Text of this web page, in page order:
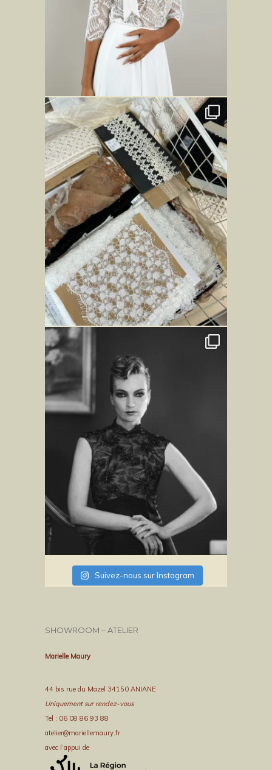
Suivez-nous sur Instagram
SHOWROOM – ATELIER
Marielle Maury
44 bis rue du Mazel 34150 ANIANE
Uniquement sur rendez-vous
Tel : 06 08 86 93 88
atelier@mariellemaury.fr
avec l’appui de